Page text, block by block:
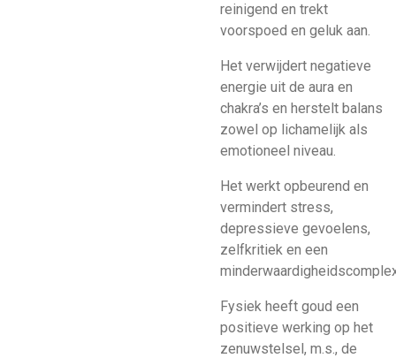
reinigend en trekt
voorspoed en geluk aan.
Het verwijdert negatieve
energie uit de aura en
chakra’s en herstelt balans
zowel op lichamelijk als
emotioneel niveau.
Het werkt opbeurend en
vermindert stress,
depressieve gevoelens,
zelfkritiek en een
Fysiek heeft goud een
positieve werking op het
zenuwstelsel, m.s., de